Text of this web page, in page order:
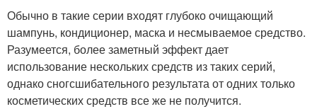
Обычно в такие серии входят глубоко очищающий
шампунь, кондиционер, маска и несмываемое средство.
Разумеется, более заметный эффект дает
использование нескольких средств из таких серий,
однако сногсшибательного результата от одних только
косметических средств все же не получится.